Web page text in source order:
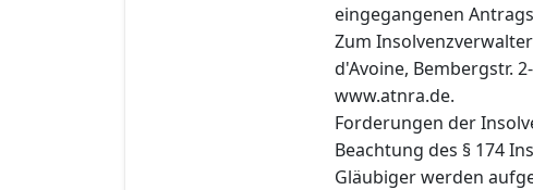
eingegangenen
Zum
d'Avoine, Bembergstr.
www.atnra.de.
Forderungen der
Beachtung des § 174
Gläubiger werden